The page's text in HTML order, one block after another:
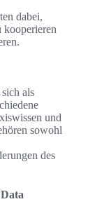
dabei,
als
und
sowohl
des